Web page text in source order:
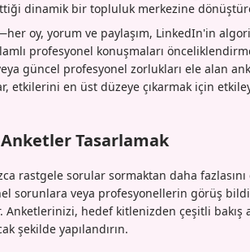
dinamik bir topluluk merkezine
oy, yorum ve paylaşım, LinkedIn'in
profesyonel konuşmaları
güncel profesyonel zorlukları ele alan
etkilerini en üst düzeye çıkarmak için
Tasarlamak
rastgele sorular sormaktan daha fazlasını
sorunlara veya profesyonellerin görüş
hedef kitlenizden çeşitli bakış
şekilde yapılandırın.